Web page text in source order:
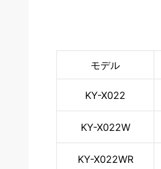
モデル
KY-X022
KY-X022W
KY-X022WR